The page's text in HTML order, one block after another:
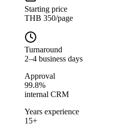
Starting price
THB 350/page
Turnaround
2–4 business days
Approval
99.8%
internal CRM
Years experience
15+